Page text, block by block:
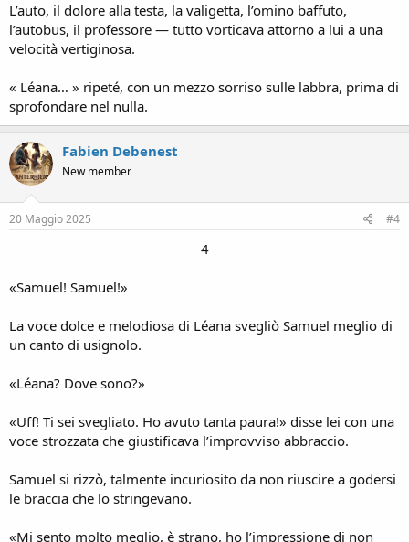
L’auto, il dolore alla testa, la valigetta, l’omino baffuto,
l’autobus, il professore — tutto vorticava attorno a lui a una
velocità vertiginosa.
« Léana… » ripeté, con un mezzo sorriso sulle labbra, prima di
sprofondare nel nulla.
Fabien Debenest
New member
20 Maggio 2025 #4
4
«Samuel! Samuel!»
La voce dolce e melodiosa di Léana svegliò Samuel meglio di
un canto di usignolo.
«Léana? Dove sono?»
«Uff! Ti sei svegliato. Ho avuto tanta paura!» disse lei con una
voce strozzata che giustificava l’improvviso abbraccio.
Samuel si rizzò, talmente incuriosito da non riuscire a godersi
le braccia che lo stringevano.
«Mi sento molto meglio, è strano, ho l’impressione di non